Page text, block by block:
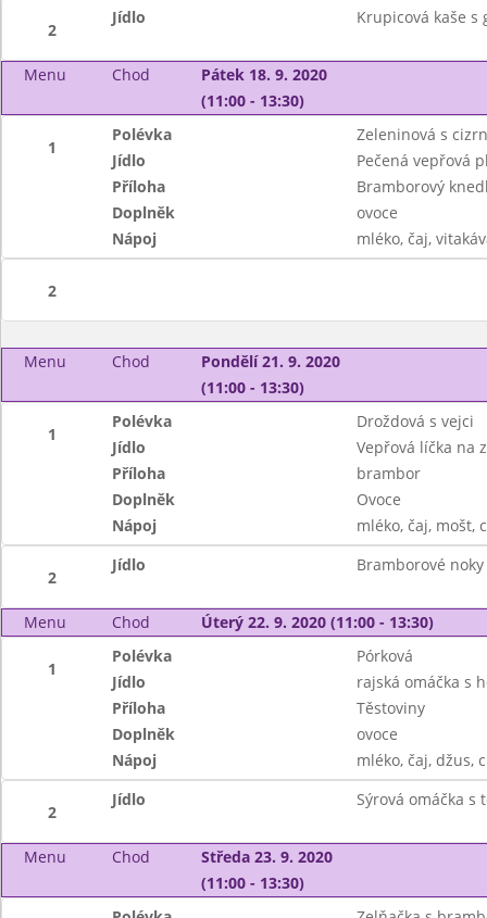
2
Jídlo Krupicová kaše s
Menu Chod
Pátek 18. 9. 2020
(11:00 - 13:30)
1
Polévka
Zeleninová s
Jídlo
Pečená vepřová
Příloha
Bramborový
Doplněk
ovoce
Nápoj
mléko, čaj,
2
Menu Chod
Pondělí 21. 9. 2020
(11:00 - 13:30)
1
Polévka
Droždová s vejci
Jídlo
Vepřová líčka na
Příloha
brambor
Doplněk
Ovoce
Nápoj
mléko, čaj, mošt,
2
Jídlo Bramborové
Menu Chod Úterý 22. 9. 2020 (11:00 - 13:30)
1
Polévka
Pórková
Jídlo
rajská omáčka s
Příloha
Těstoviny
Doplněk
ovoce
Nápoj
mléko, čaj, džus,
2
Jídlo Sýrová omáčka s
Menu Chod
Středa 23. 9. 2020
(11:00 - 13:30)